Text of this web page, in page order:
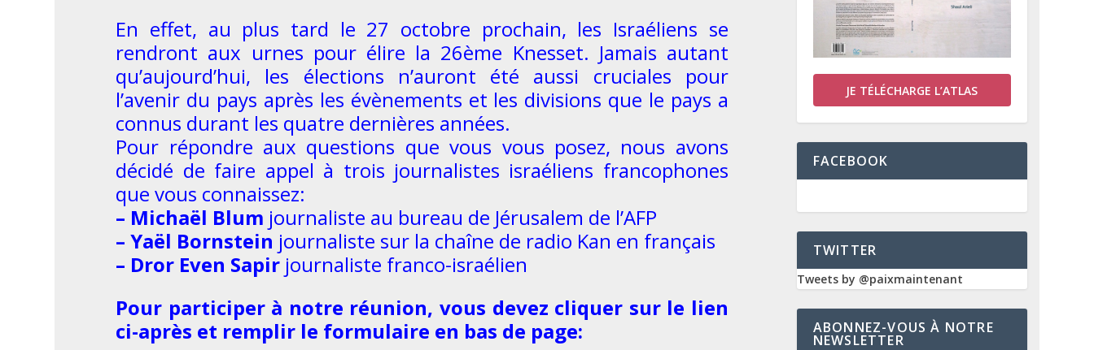
En effet, au plus tard le 27 octobre prochain, les Israéliens se
rendront aux urnes pour élire la 26ème Knesset. Jamais autant
qu’aujourd’hui, les élections n’auront été aussi cruciales pour
l’avenir du pays après les évènements et les divisions que le pays a
connus durant les quatre dernières années.
Pour répondre aux questions que vous vous posez, nous avons
décidé de faire appel à trois journalistes israéliens francophones
que vous connaissez:
– Michaël Blum journaliste au bureau de Jérusalem de l’AFP
– Yaël Bornstein journaliste sur la chaîne de radio Kan en français
– Dror Even Sapir journaliste franco-israélien
Pour participer à notre réunion, vous devez cliquer sur le lien
ci-après et remplir le formulaire en bas de page:
JE TÉLÉCHARGE L’ATLAS
FACEBOOK
TWITTER
Tweets by @paixmaintenant
ABONNEZ-VOUS À NOTRE
NEWSLETTER